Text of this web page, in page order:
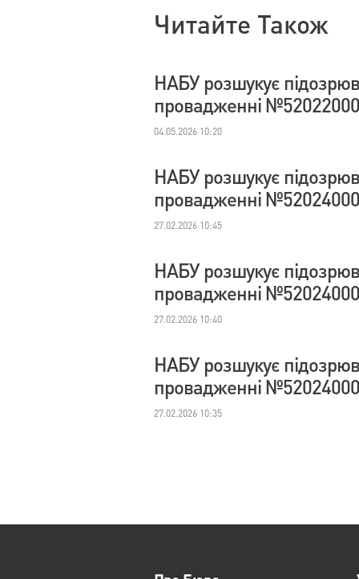
Читайте Також
НАБУ розшукує
провадженні
04.05.2026 10:20
НАБУ розшукує
провадженні
27.02.2026 10:45
НАБУ розшукує
провадженні
27.02.2026 10:40
НАБУ розшукує
провадженні
27.02.2026 10:35